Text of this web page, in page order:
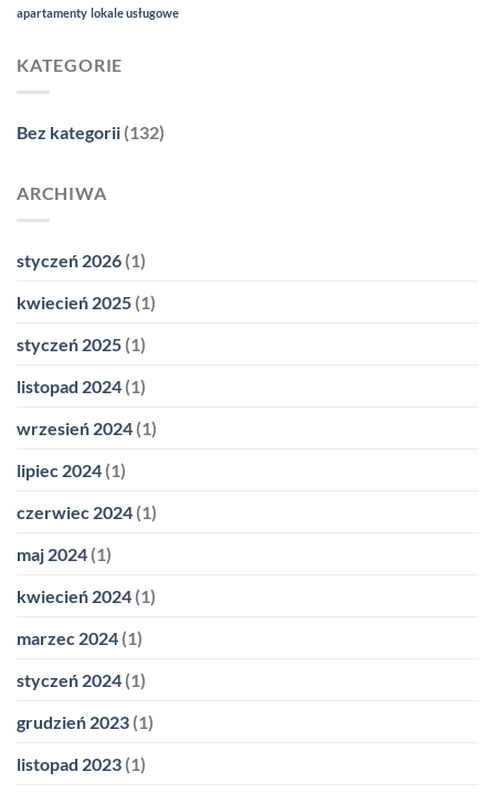
apartamenty lokale usługowe
KATEGORIE
Bez kategorii (132)
ARCHIWA
styczeń 2026 (1)
kwiecień 2025 (1)
styczeń 2025 (1)
listopad 2024 (1)
wrzesień 2024 (1)
lipiec 2024 (1)
czerwiec 2024 (1)
maj 2024 (1)
kwiecień 2024 (1)
marzec 2024 (1)
styczeń 2024 (1)
grudzień 2023 (1)
listopad 2023 (1)